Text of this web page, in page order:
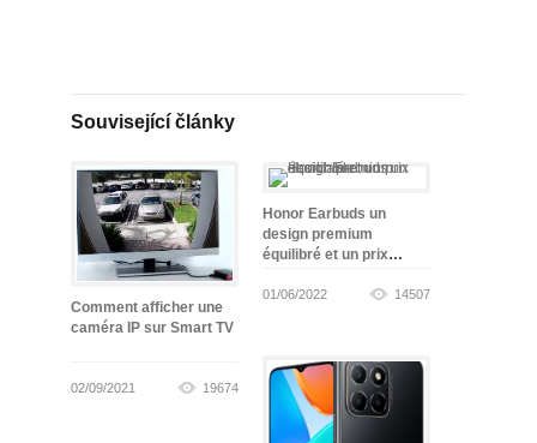
Související články
Comment afficher une
caméra IP sur Smart TV
02/09/2021 19674
Honor Earbuds un
design premium
équilibré et un prix
01/06/2022 14507